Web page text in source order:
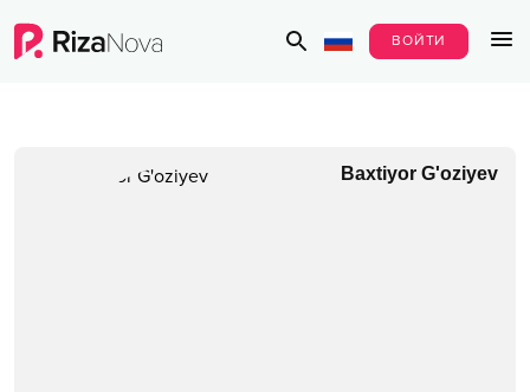
ВОЙТИ
Baxtiyor G'oziyev